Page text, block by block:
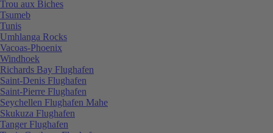
Trou aux Biches
Tsumeb
Tunis
Umhlanga Rocks
Vacoas-Phoenix
Windhoek
Richards Bay Flughafen
Saint-Denis Flughafen
Saint-Pierre Flughafen
Seychellen Flughafen Mahe
Skukuza Flughafen
Tanger Flughafen